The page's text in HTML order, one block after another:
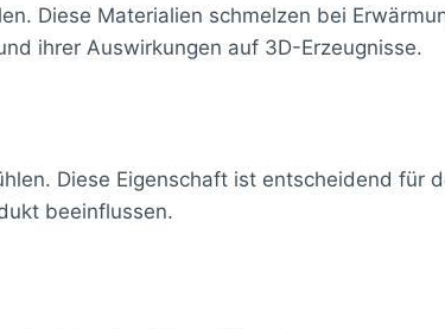
Diese Materialien schmelzen bei
ihrer Auswirkungen auf 3D-Erzeugnisse.
Diese Eigenschaft ist entscheidend für
beeinflussen.